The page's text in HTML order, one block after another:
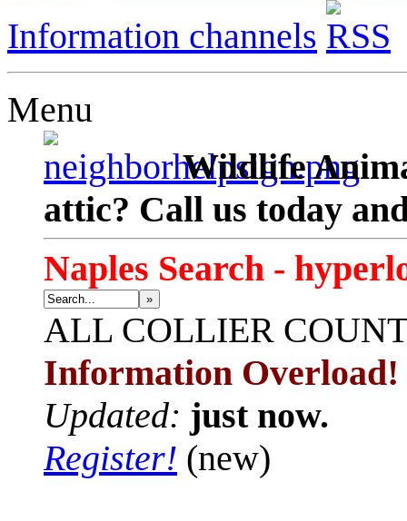
Information channels
Menu
Wildlife
attic? Call us today
Naples Search -
»
ALL COLLIER
Information Overload!
Updated: just now.
Register! (new)